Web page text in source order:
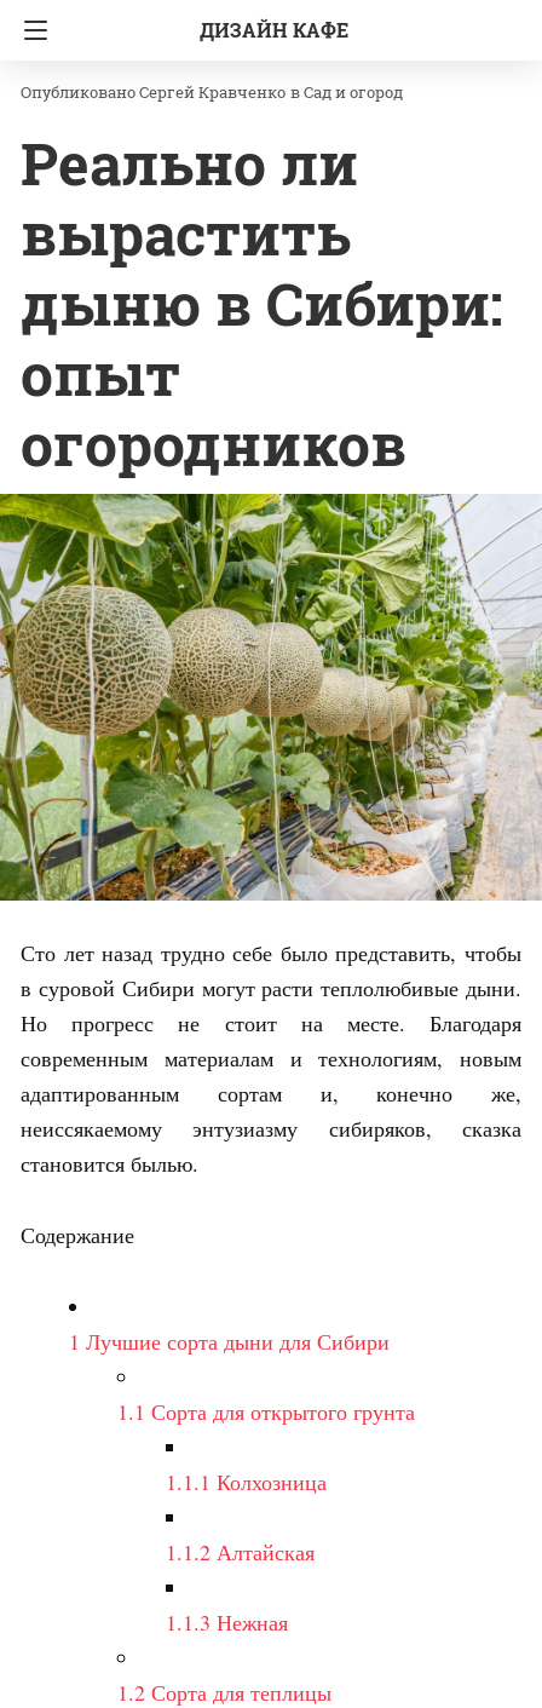
ДИЗАЙН КАФЕ
Главная Сад и огород
Сергей Кравченко вСад и огород
Реально ли
вырастить
дыню в Сибири:
опыт
огородников
Сто лет назад трудно себе было представить, чтобы
в суровой Сибири могут расти теплолюбивые дыни.
Но прогресс не стоит на месте. Благодаря
современным материалам и технологиям, новым
адаптированным сортам и, конечно же,
неиссякаемому энтузиазму сибиряков, сказка
становится былью.
Содержание
1 Лучшие сорта дыни для Сибири
1.1 Сорта для открытого грунта
1.1.1 Колхозница
1.1.2 Алтайская
1.1.3 Нежная
1.2 Сорта для теплицы